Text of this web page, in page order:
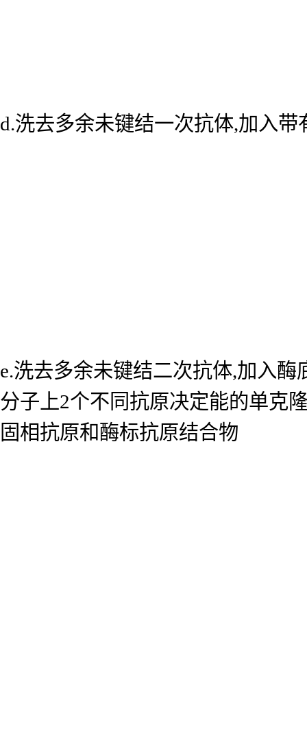
d.洗去多余未键结一次抗体,加入
e.洗去多余未键结二次抗体,加入
分子上2个不同抗原决定能的单克
固相抗原和酶标抗原结合物